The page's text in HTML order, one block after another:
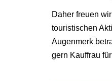
Daher freuen
touristischen
Augenmerk
gern Kauffrau